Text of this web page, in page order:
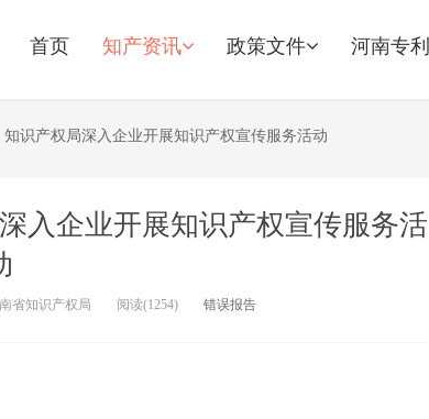
首页 知产资讯 政策文件 河南专利
识产权局深入企业开展知识产权宣传服务活动
入企业开展知识产权宣传服务活
省知识产权局 阅读(1254) 错误报告